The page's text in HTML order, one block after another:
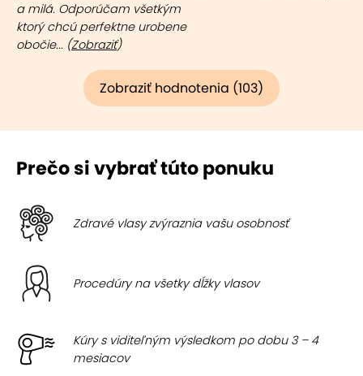
a milá. Odporúčam všetkým
ktorý chcú perfektne urobene
obočie... (Zobraziť)
Zobraziť hodnotenia (103)
Prečo si vybrať túto ponuku
Zdravé vlasy zvýraznia vašu osobnosť
Procedúry na všetky dĺžky vlasov
Kúry s viditeľným výsledkom po dobu 3 – 4
mesiacov